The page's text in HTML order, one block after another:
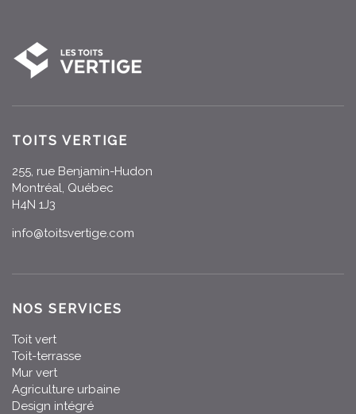
TOITS VERTIGE
255, rue Benjamin-Hudon
Montréal, Québec
H4N 1J3
info@toitsvertige.com
NOS SERVICES
Toit vert
Toit-terrasse
Mur vert
Agriculture urbaine
Design intégré